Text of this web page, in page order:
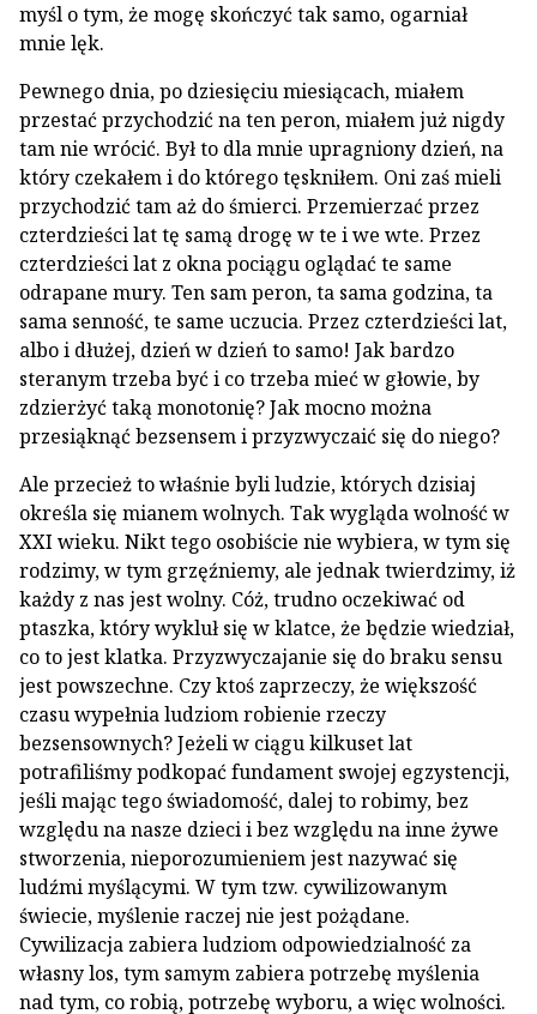
myśl o tym, że mogę skończyć tak samo, ogarniał
mnie lęk.
Pewnego dnia, po dziesięciu miesiącach, miałem
przestać przychodzić na ten peron, miałem już nigdy
tam nie wrócić. Był to dla mnie upragniony dzień, na
który czekałem i do którego tęskniłem. Oni zaś mieli
przychodzić tam aż do śmierci. Przemierzać przez
czterdzieści lat tę samą drogę w te i we wte. Przez
czterdzieści lat z okna pociągu oglądać te same
odrapane mury. Ten sam peron, ta sama godzina, ta
sama senność, te same uczucia. Przez czterdzieści lat,
albo i dłużej, dzień w dzień to samo! Jak bardzo
steranym trzeba być i co trzeba mieć w głowie, by
zdzierżyć taką monotonię? Jak mocno można
przesiąknąć bezsensem i przyzwyczaić się do niego?
Ale przecież to właśnie byli ludzie, których dzisiaj
określa się mianem wolnych. Tak wygląda wolność w
XXI wieku. Nikt tego osobiście nie wybiera, w tym się
rodzimy, w tym grzęźniemy, ale jednak twierdzimy, iż
każdy z nas jest wolny. Cóż, trudno oczekiwać od
ptaszka, który wykluł się w klatce, że będzie wiedział,
co to jest klatka. Przyzwyczajanie się do braku sensu
jest powszechne. Czy ktoś zaprzeczy, że większość
czasu wypełnia ludziom robienie rzeczy
bezsensownych? Jeżeli w ciągu kilkuset lat
potrafiliśmy podkopać fundament swojej egzystencji,
jeśli mając tego świadomość, dalej to robimy, bez
względu na nasze dzieci i bez względu na inne żywe
stworzenia, nieporozumieniem jest nazywać się
ludźmi myślącymi. W tym tzw. cywilizowanym
świecie, myślenie raczej nie jest pożądane.
Cywilizacja zabiera ludziom odpowiedzialność za
własny los, tym samym zabiera potrzebę myślenia
nad tym, co robią, potrzebę wyboru, a więc wolności.